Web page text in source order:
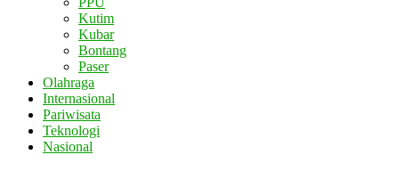
Kutim
Kubar
Bontang
Paser
Olahraga
Internasional
Pariwisata
Teknologi
Nasional